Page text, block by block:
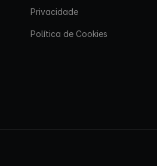
Privacidade
Política de Cookies